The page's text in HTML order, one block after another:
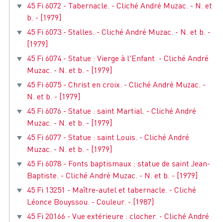
45 Fi 6072 - Tabernacle. - Cliché André Muzac. - N. et
b. - [1979]
45 Fi 6073 - Stalles. - Cliché André Muzac. - N. et b. -
[1979]
45 Fi 6074 - Statue : Vierge à l'Enfant. - Cliché André
Muzac. - N. et b. - [1979]
45 Fi 6075 - Christ en croix. - Cliché André Muzac. -
N. et b. - [1979]
45 Fi 6076 - Statue : saint Martial. - Cliché André
Muzac. - N. et b. - [1979]
45 Fi 6077 - Statue : saint Louis. - Cliché André
Muzac. - N. et b. - [1979]
45 Fi 6078 - Fonts baptismaux : statue de saint Jean-
Baptiste. - Cliché André Muzac. - N. et b. - [1979]
45 Fi 13251 - Maître-autel et tabernacle. - Cliché
Léonce Bouyssou. - Couleur. - [1987]
45 Fi 20166 - Vue extérieure : clocher. - Cliché André